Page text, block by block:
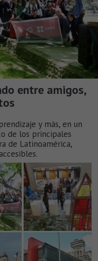
entre amigos,
y más, en un
de los principales
de Latinoamérica,